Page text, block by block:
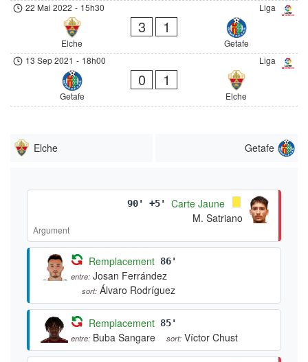
Liga
22 Mai 2022 - 15h30
Elche
3 1
Getafe
Liga
13 Sep 2021 - 18h00
Getafe
0 1
Elche
Elche Getafe
90' +5'
Carte Jaune
M. Satriano
Argument
Remplacement 86'
entre: Josan Ferrández
sort: Álvaro Rodríguez
Remplacement 85'
entre: Buba Sangare sort: Víctor Chust